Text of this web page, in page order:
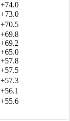
+74.0
+73.0
+70.5
+69.8
+69.2
+65.0
+57.8
+57.5
+57.3
+56.1
+55.6